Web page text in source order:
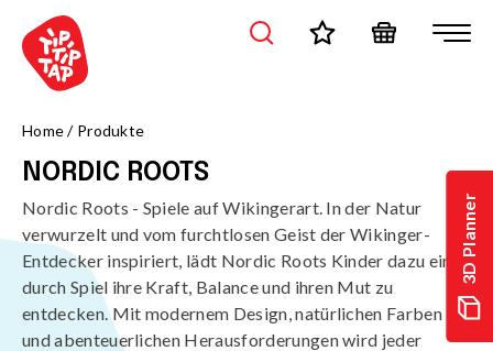
3D Planner
Home/ Produkte
NORDIC ROOTS
Nordic Roots - Spiele auf Wikingerart. In der Natur
verwurzelt und vom furchtlosen Geist der Wikinger-
Entdecker inspiriert, lädt Nordic Roots Kinder dazu ein,
durch Spiel ihre Kraft, Balance und ihren Mut zu
entdecken. Mit modernem Design, natürlichen Farben
und abenteuerlichen Herausforderungen wird jeder
/de/produkte/themenwelte/nordic-roots?page=1&sort=standard